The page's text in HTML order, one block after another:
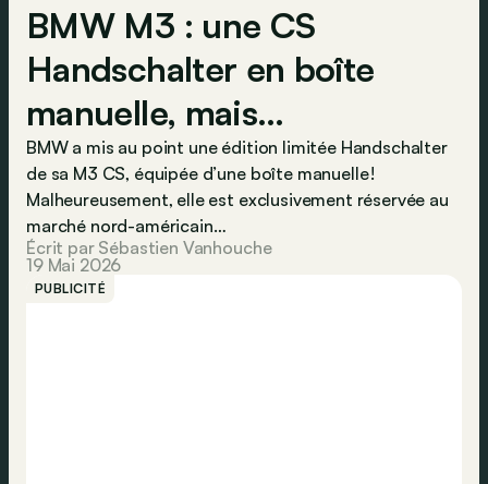
BMW M3 : une CS
Handschalter en boîte
manuelle, mais…
BMW a mis au point une édition limitée Handschalter
de sa M3 CS, équipée d’une boîte manuelle !
Malheureusement, elle est exclusivement réservée au
marché nord-américain…
Écrit par Sébastien Vanhouche
19 Mai 2026
PUBLICITÉ